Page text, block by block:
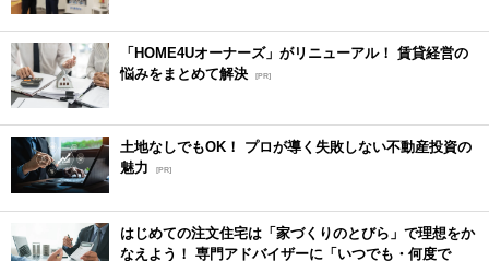
「HOME4Uオーナーズ」がリニューアル！ 賃貸経営の
悩みをまとめて解決 [PR]
土地なしでもOK！ プロが導く失敗しない不動産投資の
魅力
[PR]
はじめての注文住宅は「家づくりのとびら」で理想をか
なえよう！ 専門アドバイザーに「いつでも・何度で